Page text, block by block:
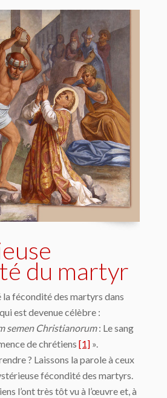
du martyr
la fécondité des martyrs dans
est devenue célèbre :
semen Christianorum: Le sang
de chrétiens [1] ».
? Laissons la parole à ceux
fécondité des martyrs.
l’ont très tôt vu à l’œuvre et, à